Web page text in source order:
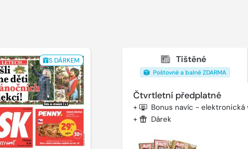
S DÁRKEM Tištěné
Poštovné a balné ZDARMA
Čtvrtletní předplatné
+ Bonus navíc - elektronická
+ Dárek